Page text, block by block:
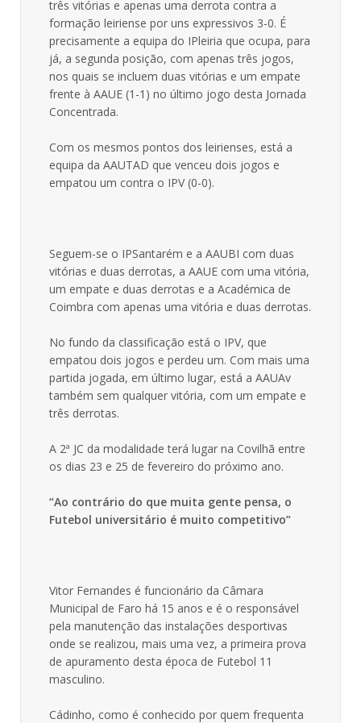
três vitórias e apenas uma derrota contra a
formação leiriense por uns expressivos 3-0. É
precisamente a equipa do IPleiria que ocupa, para
já, a segunda posição, com apenas três jogos,
nos quais se incluem duas vitórias e um empate
frente à AAUE (1-1) no último jogo desta Jornada
Concentrada.
Com os mesmos pontos dos leirienses, está a
equipa da AAUTAD que venceu dois jogos e
empatou um contra o IPV (0-0).
Seguem-se o IPSantarém e a AAUBI com duas
vitórias e duas derrotas, a AAUE com uma vitória,
um empate e duas derrotas e a Académica de
Coimbra com apenas uma vitória e duas derrotas.
No fundo da classificação está o IPV, que
empatou dois jogos e perdeu um. Com mais uma
partida jogada, em último lugar, está a AAUAv
também sem qualquer vitória, com um empate e
três derrotas.
A 2ª JC da modalidade terá lugar na Covilhã entre
os dias 23 e 25 de fevereiro do próximo ano.
“Ao contrário do que muita gente pensa, o
Futebol universitário é muito competitivo”
Vitor Fernandes é funcionário da Câmara
Municipal de Faro há 15 anos e é o responsável
pela manutenção das instalações desportivas
onde se realizou, mais uma vez, a primeira prova
de apuramento desta época de Futebol 11
masculino.
Cádinho, como é conhecido por quem frequenta